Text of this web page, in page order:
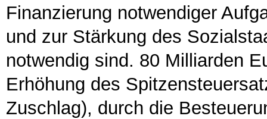
Finanzierung notwendiger
und zur Stärkung des
notwendig sind. 80 Milliarden
Erhöhung des
Zuschlag), durch die